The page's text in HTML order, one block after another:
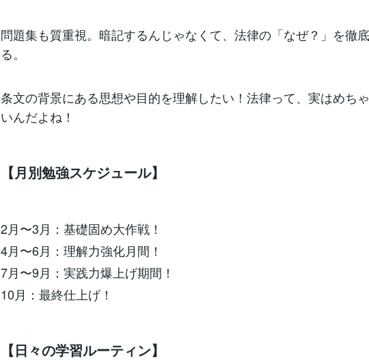
問題集も質重視。暗記するんじゃなくて、法律の「なぜ？」を徹
る。
条文の背景にある思想や目的を理解したい！法律って、実はめち
いんだよね！
【月別勉強スケジュール】
2月〜3月：基礎固め大作戦！
4月〜6月：理解力強化月間！
7月〜9月：実践力爆上げ期間！
10月：最終仕上げ！
【日々の学習ルーティン】